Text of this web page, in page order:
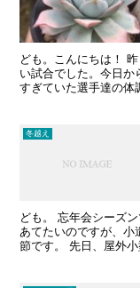
ども。こんにちは！
い試合でした。今日か
すぎていた選手達の体
冬越え
ども。 忘年会シーズ
あてたいのですが、小
節です。 先日、屋外